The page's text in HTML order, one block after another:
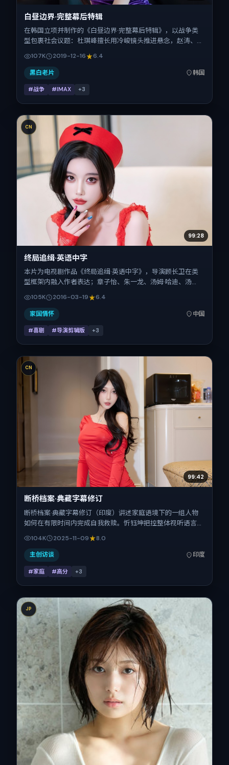
白昼边界·完整幕后特辑
在韩国立项并制作的《白昼边界·完整幕后特辑》，以战争类
型包裹社会议题：杜琪峰擅长用冷峻镜头推进悬念，赵涛、蒋
之一。上映时间：2019-12-16；片长144分钟；适合关注现实
质感与类型片结构的观众。
107K 2019-12-16 6.4
黑白老片 韩国
#战争 #IMAX +3
CN
99:28
终局追缉·英语中字
本片为电视剧作品《终局追缉·英语中字》，导演顾长卫在类
型框架内融入作者表达；章子怡、朱一龙、汤姆·哈迪、汤
地与出品背景为中国大陆。上映时间 2016年3月19日（公映登
记日 2016-03-19），全片134分钟，节奏张弛有度。
105K 2016-03-19 6.4
家国情怀 中国
#喜剧 #导演剪辑版 +3
CN
99:42
断桥档案·典藏字幕修订
断桥档案·典藏字幕修订（印度）讲述家庭语境下的一组人物
如何在有限时间内完成自我救赎。忻钰坤把控整体视听语言，
王景春、李秉宪、桂纶镁、刘青云、蒋奇明、张震的表演层次
丰富。影片定于 2025-11-09 起陆续登陆院线与网络平台，贺
岁档前后公映，片长161分钟。
104K 2025-11-09 8.0
主创访谈 印度
#家庭 #高分 +3
JP